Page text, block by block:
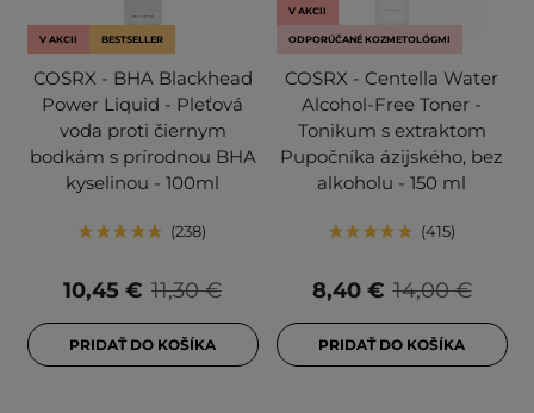
V AKCII BESTSELLER
COSRX - BHA Blackhead
Power Liquid - Pleťová
voda proti čiernym
bodkám s prírodnou BHA
kyselinou - 100ml
238
11,30 €
10,45 €
PRIDAŤ DO KOŠÍKA
V AKCII
ODPORÚČANÉ KOZMETOLÓGMI
COSRX - Centella Water
Alcohol-Free Toner -
Tonikum s extraktom
Pupočníka ázijského, bez
alkoholu - 150 ml
415
14,00 €
8,40 €
PRIDAŤ DO KOŠÍKA